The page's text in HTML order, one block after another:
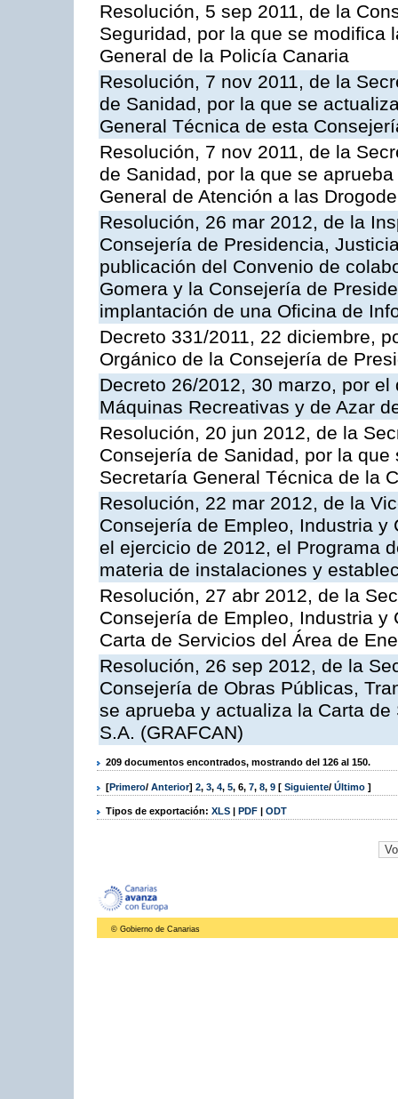
Resolución, 5 sep 2011, de la
Seguridad, por la que se modifica
General de la Policía Canaria
Resolución, 7 nov 2011, de la
de Sanidad, por la que se
General Técnica de esta
Resolución, 7 nov 2011, de la
de Sanidad, por la que se
General de Atención a las
Resolución, 26 mar 2012, de la
Consejería de Presidencia,
publicación del Convenio de
Gomera y la Consejería de
implantación de una Oficina de
Decreto 331/2011, 22 diciembre,
Orgánico de la Consejería de
Decreto 26/2012, 30 marzo, por
Máquinas Recreativas y de Azar
Resolución, 20 jun 2012, de la
Consejería de Sanidad, por la
Secretaría General Técnica de la
Resolución, 22 mar 2012, de la
Consejería de Empleo, Industria
el ejercicio de 2012, el Programa
materia de instalaciones y
Resolución, 27 abr 2012, de la
Consejería de Empleo, Industria
Carta de Servicios del Área de
Resolución, 26 sep 2012, de la
Consejería de Obras Públicas,
se aprueba y actualiza la Carta
S.A. (GRAFCAN)
209 documentos encontrados, mostrando del 126 al 150.
[Primero/ Anterior] 2, 3, 4, 5, 6, 7, 8, 9 [ Siguiente/ Último ]
Tipos de exportación: XLS | PDF | ODT
© Gobierno de Canarias